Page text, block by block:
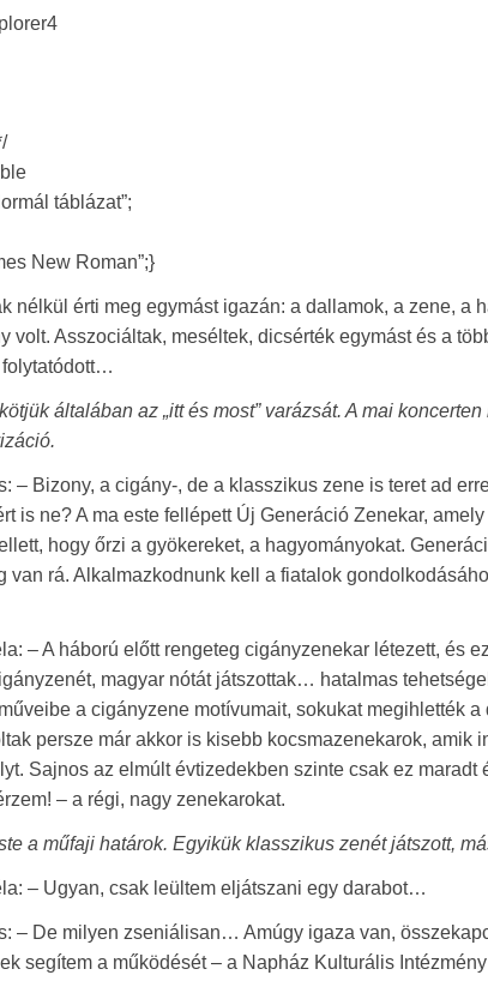
táblázat”;
New Roman”;}
nélkül érti meg egymást igazán: a dallamok, a zene, a
volt. Asszociáltak, meséltek, dicsérték egymást és a
folytatódott…
általában az „itt és most” varázsát. A mai
– Bizony, a cigány-, de a klasszikus zene is teret ad
is ne? A ma este fellépett Új Generáció Zenekar,
hogy őrzi a gyökereket, a hagyományokat.
van rá. Alkalmazkodnunk kell a fiatalok
– A háború előtt rengeteg cigányzenekar létezett, és
magyar nótát játszottak… hatalmas
a cigányzene motívumait, sokukat megihlették
persze már akkor is kisebb kocsmazenekarok, amik
Sajnos az elmúlt évtizedekben szinte csak ez
– a régi, nagy zenekarokat.
a műfaji határok. Egyikük klasszikus zenét játszott,
– Ugyan, csak leültem eljátszani egy darabot…
– De milyen zseniálisan… Amúgy igaza van,
segítem a működését – a Napház Kulturális